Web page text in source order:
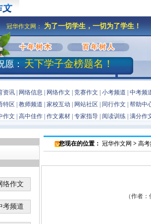
冠华作文网： 为了一切学生，一切为了学生！
愿： 天下学子金榜题名！
资讯| 网络信息 网络作文 竞赛作文 小考频道
中考频
特区
教师频道 家校互动 网站社区 同行作文
帮助中
作文
高中佳作| 作文素材| 专家指导| 阅读训练| 满分作
络作文
考频道
您现在的位置： 冠华作文网 > 高
（作者